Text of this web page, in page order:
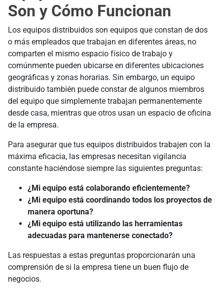
Son y Cómo Funcionan
Los equipos distribuidos son equipos que constan de dos
o más empleados que trabajan en diferentes áreas, no
comparten el mismo espacio físico de trabajo y
comúnmente pueden ubicarse en diferentes ubicaciones
geográficas y zonas horarias. Sin embargo, un equipo
distribuido también puede constar de algunos miembros
del equipo que simplemente trabajan permanentemente
desde casa, mientras que otros usan un espacio de oficina
de la empresa.
Para asegurar que tus equipos distribuidos trabajen con la
máxima eficacia, las empresas necesitan vigilancia
constante haciéndose siempre las siguientes preguntas:
¿Mi equipo está colaborando eficientemente?
¿Mi equipo está coordinando todos los proyectos de
manera oportuna?
¿Mi equipo está utilizando las herramientas
adecuadas para mantenerse conectado?
Las respuestas a estas preguntas proporcionarán una
comprensión de si la empresa tiene un buen flujo de
negocios.